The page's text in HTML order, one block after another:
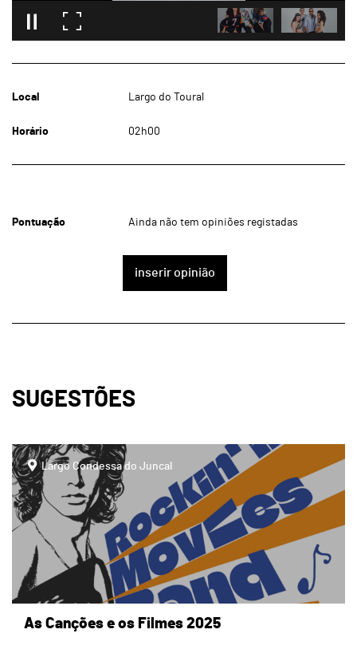
Local Largo do Toural
Horário 02h00
Pontuação Ainda não tem opiniões registadas
inserir opinião
SUGESTÕES
page
Largo Condessa do Juncal
As Canções e os Filmes 2025